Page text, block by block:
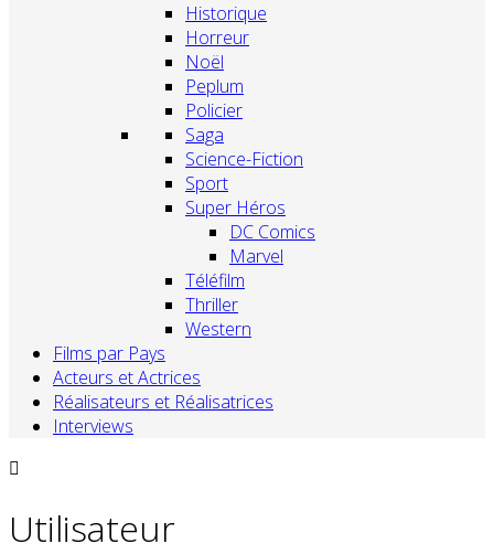
Historique
Horreur
Noël
Peplum
Policier
Saga
Science-Fiction
Sport
Super Héros
DC Comics
Marvel
Téléfilm
Thriller
Western
Films par Pays
Acteurs et Actrices
Réalisateurs et Réalisatrices
Interviews
Utilisateur